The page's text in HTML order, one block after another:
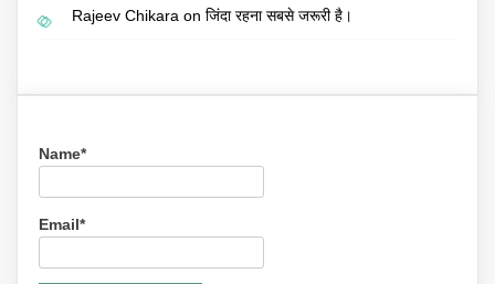
Rajeev Chikara on जिंदा रहना सबसे जरूरी है।
Name*
Email*